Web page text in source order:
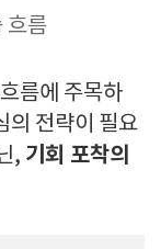
흐름
름에 주목하
의 전략이 필요
, 기회 포착의